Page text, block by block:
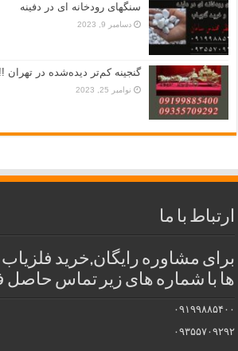
سنگهای رودخانه ای در دفینه
دسامبر 9, 2023
گنجینه کم‌تر دیده‌شده در تهران !!
نوامبر 25, 2023
ارتباط با ما
برای مشاوره رایگان,خرید
ها با شماره های زیر تماس حاصل
۰۹۱۹۹۸۸۵۴۰۰
۰۹۳۵۵۷۰۹۲۹۲